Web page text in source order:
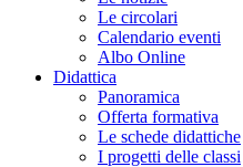
Le circolari
Calendario eventi
Albo Online
Didattica
Panoramica
Offerta formativa
Le schede didattiche
I progetti delle classi